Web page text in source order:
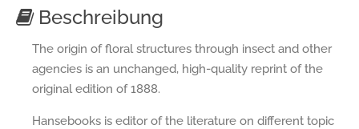
Beschreibung
The origin of floral structures through insect and other
agencies is an unchanged, high-quality reprint of the
original edition of 1888.
Hansebooks is editor of the literature on different topic